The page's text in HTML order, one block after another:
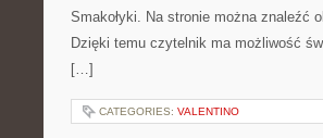
Smakołyki. Na stronie można znaleźć
Dzięki temu czytelnik ma możliwość
[…]
CATEGORIES: VALENTINO